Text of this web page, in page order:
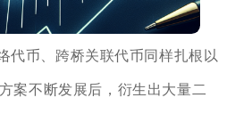
代币、跨桥关联代币同样扎根以
案不断发展后，衍生出大量二